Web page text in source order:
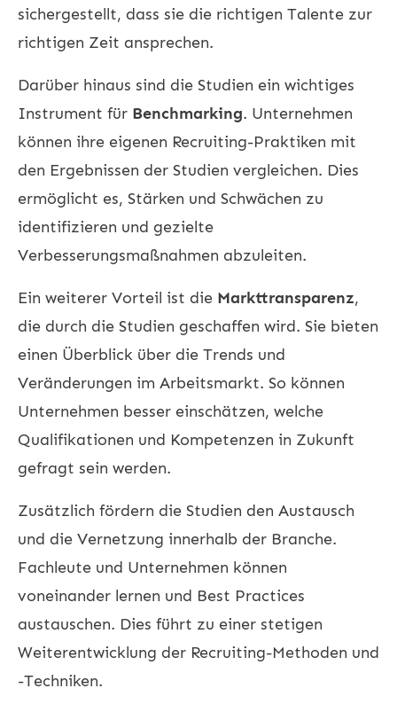
sichergestellt, dass sie die richtigen Talente zur
richtigen Zeit ansprechen.
Darüber hinaus sind die Studien ein wichtiges
Instrument für Benchmarking. Unternehmen
können ihre eigenen Recruiting-Praktiken mit
den Ergebnissen der Studien vergleichen. Dies
ermöglicht es, Stärken und Schwächen zu
identifizieren und gezielte
Verbesserungsmaßnahmen abzuleiten.
Ein weiterer Vorteil ist die Markttransparenz,
die durch die Studien geschaffen wird. Sie bieten
einen Überblick über die Trends und
Veränderungen im Arbeitsmarkt. So können
Unternehmen besser einschätzen, welche
Qualifikationen und Kompetenzen in Zukunft
gefragt sein werden.
Zusätzlich fördern die Studien den Austausch
und die Vernetzung innerhalb der Branche.
Fachleute und Unternehmen können
voneinander lernen und Best Practices
austauschen. Dies führt zu einer stetigen
Weiterentwicklung der Recruiting-Methoden und
-Techniken.